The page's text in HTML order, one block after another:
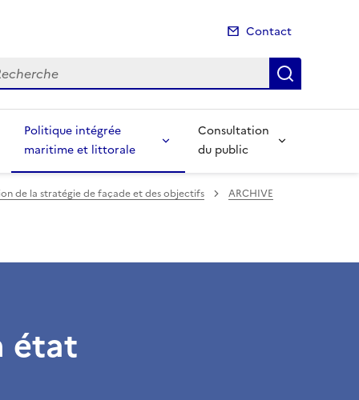
Contact
Politique intégrée
maritime et littorale
Consultation
du public
de la stratégie de façade et des objectifs ARCHIVE
état